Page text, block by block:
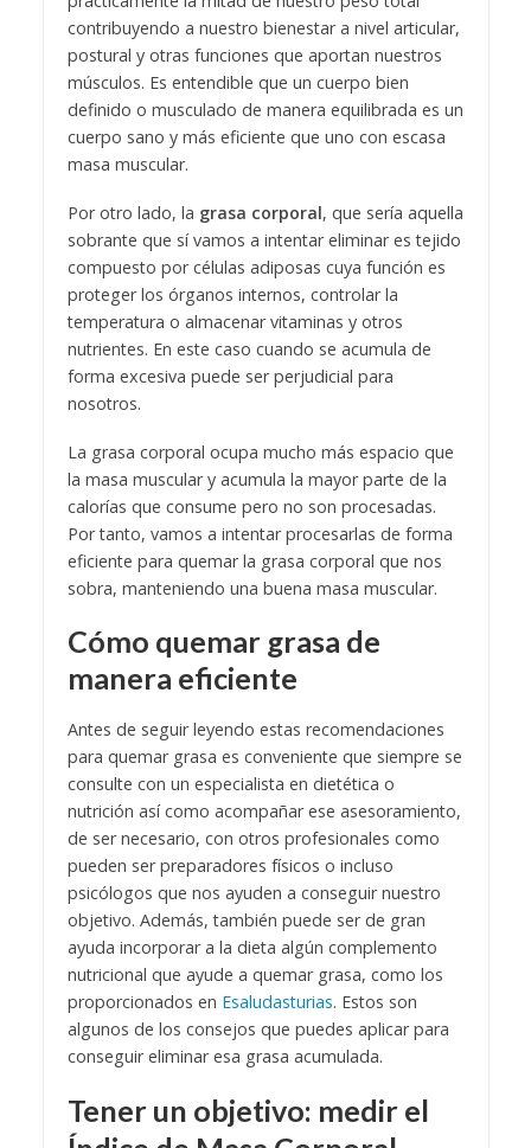
contribuyendo a nuestro bienestar a nivel articular,
postural y otras funciones que aportan nuestros
músculos. Es entendible que un cuerpo bien
definido o musculado de manera equilibrada es un
cuerpo sano y más eficiente que uno con escasa
masa muscular.
Por otro lado, la grasa corporal, que sería aquella
sobrante que sí vamos a intentar eliminar es tejido
compuesto por células adiposas cuya función es
proteger los órganos internos, controlar la
temperatura o almacenar vitaminas y otros
nutrientes. En este caso cuando se acumula de
forma excesiva puede ser perjudicial para
nosotros.
La grasa corporal ocupa mucho más espacio que
la masa muscular y acumula la mayor parte de la
calorías que consume pero no son procesadas.
Por tanto, vamos a intentar procesarlas de forma
eficiente para quemar la grasa corporal que nos
sobra, manteniendo una buena masa muscular.
Cómo quemar grasa de
manera eficiente
Antes de seguir leyendo estas recomendaciones
para quemar grasa es conveniente que siempre se
consulte con un especialista en dietética o
nutrición así como acompañar ese asesoramiento,
de ser necesario, con otros profesionales como
pueden ser preparadores físicos o incluso
psicólogos que nos ayuden a conseguir nuestro
objetivo. Además, también puede ser de gran
ayuda incorporar a la dieta algún complemento
nutricional que ayude a quemar grasa, como los
proporcionados en Esaludasturias. Estos son
algunos de los consejos que puedes aplicar para
conseguir eliminar esa grasa acumulada.
Tener un objetivo: medir el